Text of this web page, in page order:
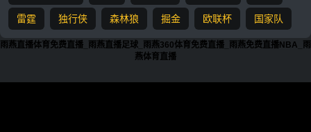
雷霆 独行侠 森林狼 掘金 欧联杯 国家队
雨燕直播体育免费直播_雨燕直播足球_雨燕360体育免费直播_雨燕免费直播NBA_雨
燕体育直播